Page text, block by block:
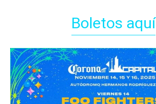
Boletos aquí